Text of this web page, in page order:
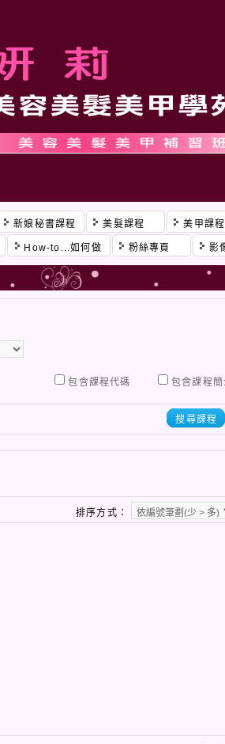
新娘秘書課程 美髮課程 美甲課程
How-to...如何做 粉絲專頁 影
包含課程代碼 包含課程簡
搜尋課程
排序方式：